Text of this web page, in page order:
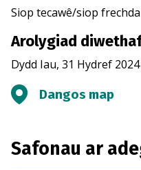
Siop tecawê/siop
Arolygiad
Dydd Iau, 31 Hydref 2024
Dangos map
Safonau ar